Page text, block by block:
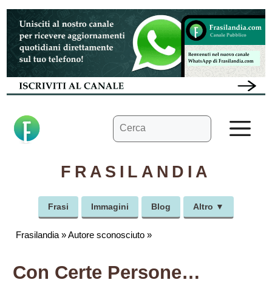
Vai
contenuto
Ricerca
per:
FRASILANDIA
Frasi Immagini Blog Altro ▼
Frasilandia »Autore sconosciuto »
Con Certe Persone…